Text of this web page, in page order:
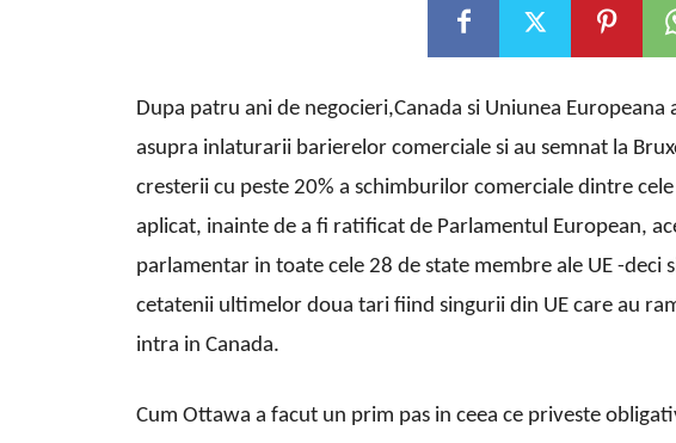
Dupa patru ani de negocieri,Canada si Uniunea
asupra inlaturarii barierelor comerciale si au semnat la
cresterii cu peste 20% a schimburilor comerciale dintre
aplicat, inainte de a fi ratificat de Parlamentul European,
parlamentar in toate cele 28 de state membre ale UE -deci
cetatenii ultimelor doua tari fiind singurii din UE care au
intra in Canada.
Cum Ottawa a facut un prim pas in ceea ce priveste